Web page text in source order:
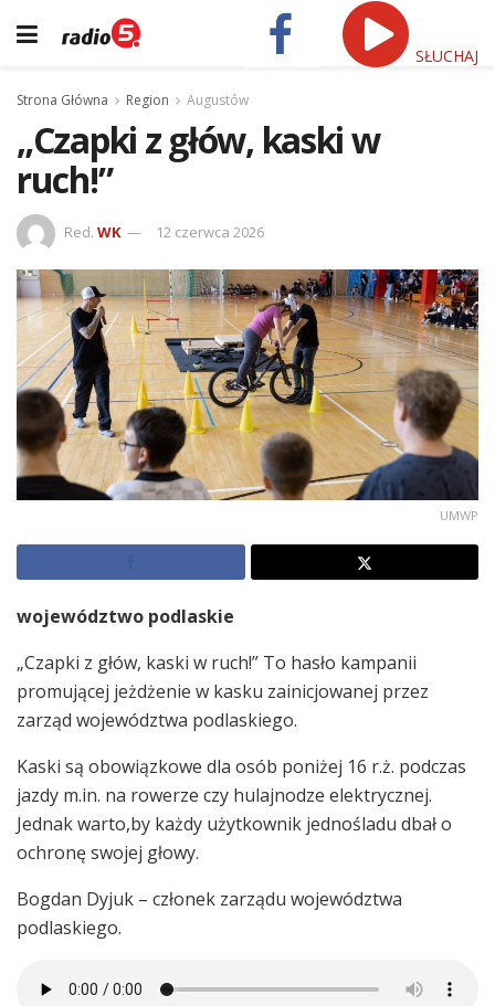
SŁUCHAJ
Strona Główna Region Augustów
„Czapki z głów, kaski w
ruch!”
Red. WK 12 czerwca 2026
UMWP
województwo podlaskie
„Czapki z głów, kaski w ruch!” To hasło kampanii
promującej jeżdżenie w kasku zainicjowanej przez
zarząd województwa podlaskiego.
Kaski są obowiązkowe dla osób poniżej 16 r.ż. podczas
jazdy m.in. na rowerze czy hulajnodze elektrycznej.
Jednak warto,by każdy użytkownik jednośladu dbał o
ochronę swojej głowy.
Bogdan Dyjuk – członek zarządu województwa
podlaskiego.